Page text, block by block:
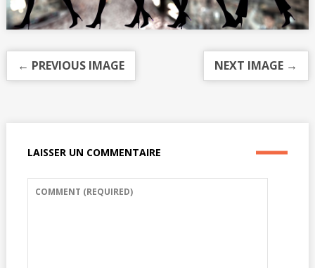
← PREVIOUS IMAGE NEXT IMAGE →
LAISSER UN COMMENTAIRE